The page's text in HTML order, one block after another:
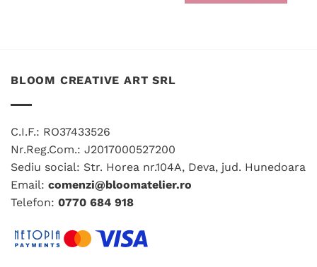
BLOOM CREATIVE ART SRL
C.I.F.: RO37433526
Nr.Reg.Com.: J2017000527200
Sediu social: Str. Horea nr.104A, Deva, jud. Hunedoara
Email: comenzi@bloomatelier.ro
Telefon: 0770 684 918